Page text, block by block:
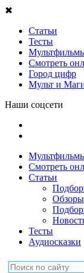
✖
Статьи
Тесты
Смотреть
Город цифр
Мульт и
Наши соцсети
Смотреть
Статьи
Тесты
Аудиосказки